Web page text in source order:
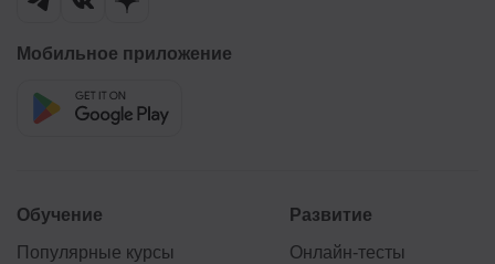
Мобильное приложение
Обучение
Популярные курсы
Развитие
Онлайн-тесты